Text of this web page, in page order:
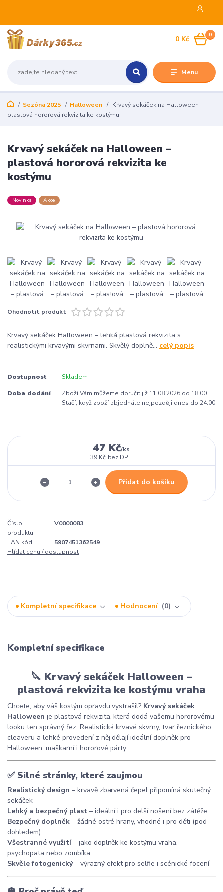
Menu
0
0 Kč
Sezóna 2025 Halloween
Krvavý sekáček na Halloween –
plastová hororová rekvizita ke kostýmu
Krvavý sekáček na Halloween –
plastová hororová rekvizita ke
kostýmu
Novinka Akce
Ohodnotit produkt
Krvavý sekáček Halloween – lehká plastová rekvizita s
realistickými krvavými skvrnami. Skvělý doplně... celý popis
Dostupnost Skladem
Doba dodání
Zboží Vám můžeme doručit již 11.08.2026 do 18:00.
Stačí, když zboží objednáte nejpozději dnes do 24:00
47 Kč/ks
39 Kč bez DPH
Přidat do košíku
Číslo
produktu:
V0000083
EAN kód:
5907451362549
Hlídat cenu / dostupnost
Kompletní specifikace Hodnocení 0
Kompletní specifikace
🔪 Krvavý sekáček Halloween –
plastová rekvizita ke kostýmu vraha
Chcete, aby váš kostým opravdu vystrašil? Krvavý sekáček
Halloween je plastová rekvizita, která dodá vašemu hororovému
looku ten správný řez. Realistické krvavé skvrny, tvar řeznického
cleaveru a lehké provedení z něj dělají ideální doplněk pro
Halloween, maškarní i hororové párty.
✅ Silné stránky, které zaujmou
Realistický design – krvavě zbarvená čepel připomíná skutečný
sekáček
Lehký a bezpečný plast – ideální i pro delší nošení bez zátěže
Bezpečný doplněk – žádné ostré hrany, vhodné i pro děti (pod
dohledem)
Všestranné využití– jako doplněk ke kostýmu vraha,
psychopata nebo zombíka
Skvěle fotogenický– výrazný efekt pro selfie i scénické focení